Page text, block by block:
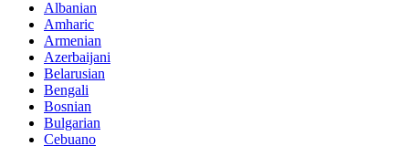
Albanian
Amharic
Armenian
Azerbaijani
Belarusian
Bengali
Bosnian
Bulgarian
Cebuano